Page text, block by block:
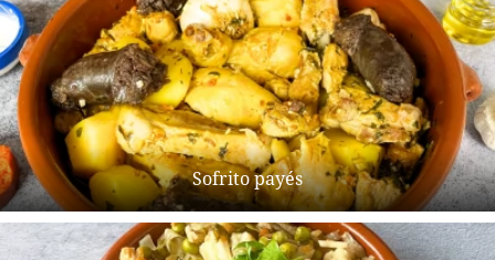
Sofrito payés